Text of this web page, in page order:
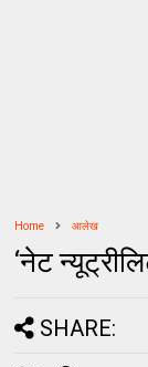
Home आलेख
‘नेट
SHARE: